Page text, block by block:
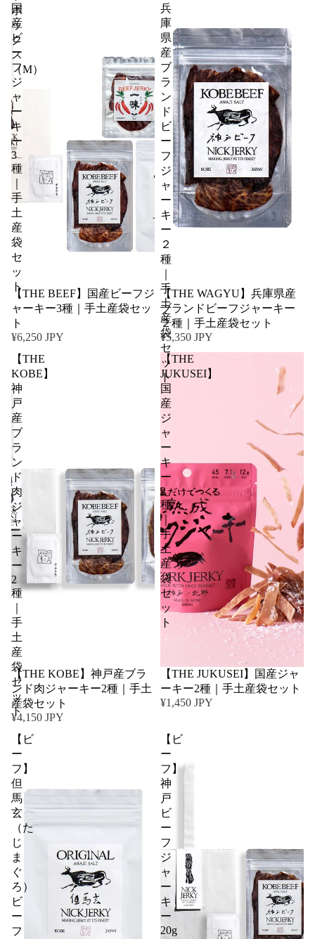
ボ
ッ
ク
ス
（M）
国
産
ビ
ー
フ
ジ
ャ
ー
キ
ー
3
種
手
土
産
袋
セ
ッ
ト
【THE BEEF】国産ビーフジ
ャーキー3種｜手土産袋セッ
ト
¥6,250 JPY
兵
庫
県
産
ブ
ラ
ン
ド
ビ
ー
フ
ジ
ャ
ー
キ
ー
２
種
手
土
産
袋
セ
ッ
ト
【THE WAGYU】兵庫県産
ブランドビーフジャーキー
２種｜手土産袋セット
¥5,350 JPY
【THE
KOBE】
神
戸
産
ブ
ラ
ン
ド
肉
ジ
ャ
ー
キ
ー
2
種
手
土
産
袋
セ
ッ
ト
【THE KOBE】神戸産ブラ
ンド肉ジャーキー2種｜手土
産袋セット
¥4,150 JPY
【THE
JUKUSEI】
国
産
ジ
ャ
ー
キ
ー
2
種
｜
手
土
産
袋
セ
ッ
ト
【THE JUKUSEI】国産ジャ
ーキー2種｜手土産袋セット
¥1,450 JPY
【ビ
ー
フ】
但
馬
玄
（た
じ
ま
ぐ
ろ）
ビ
ー
フ
【ビ
ー
フ】
神
戸
ビ
ー
フ
ジ
ャ
ー
キ
ー
20g